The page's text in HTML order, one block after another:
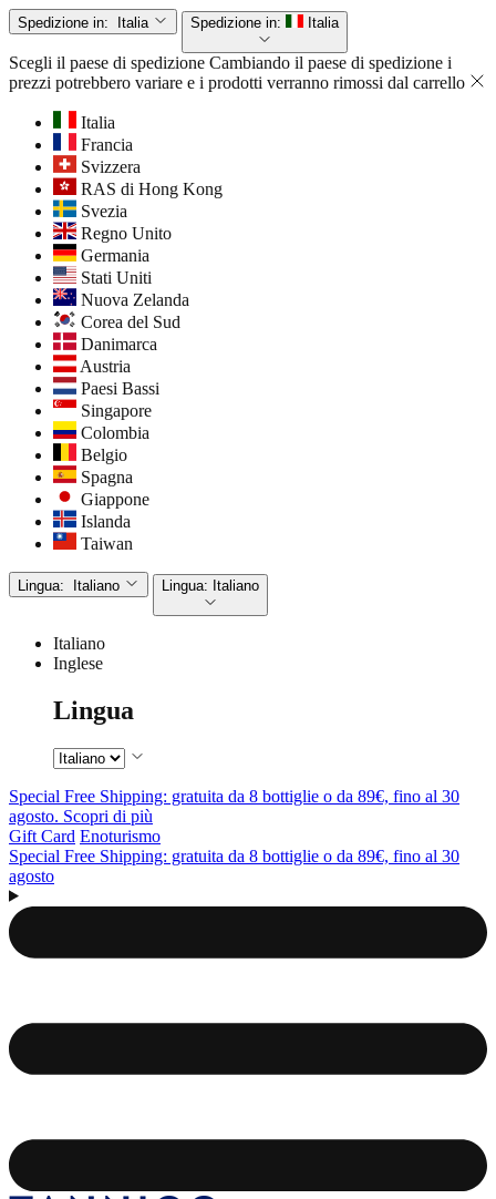
Spedizione in: Italia Spedizione in: Italia
Scegli il paese di spedizione Cambiando il paese di spedizione i
prezzi potrebbero variare e i prodotti verranno rimossi dal carrello
Italia
Francia
Svizzera
RAS di Hong Kong
Svezia
Regno Unito
Germania
Stati Uniti
Nuova Zelanda
Corea del Sud
Danimarca
Austria
Paesi Bassi
Singapore
Colombia
Belgio
Spagna
Giappone
Islanda
Taiwan
Lingua: Italiano Lingua: Italiano
Italiano
Inglese
Lingua
Special Free Shipping: gratuita da 8 bottiglie o da 89€, fino al 30
agosto. Scopri di più
Gift Card Enoturismo
Special Free Shipping: gratuita da 8 bottiglie o da 89€, fino al 30
agosto